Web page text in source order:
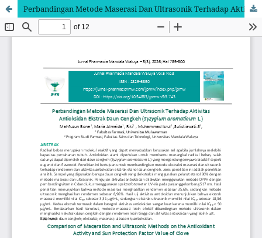
Perbandingan Metode Maserasi Dan Ultrasonik Terhadap Aktivitas Antioksidan Ekstrak Daun Cengkeh (Syzygium aromaticum L.)